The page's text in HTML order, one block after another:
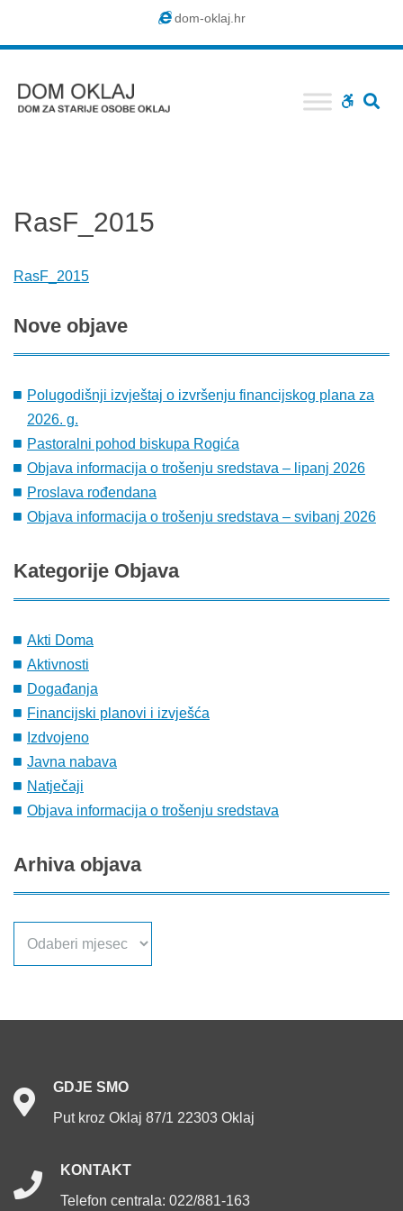
dom-oklaj.hr
WCAG
RasF_2015
RasF_2015
Nove objave
Polugodišnji izvještaj o izvršenju financijskog plana za
2026. g.
Pastoralni pohod biskupa Rogića
Objava informacija o trošenju sredstava – lipanj 2026
Proslava rođendana
Objava informacija o trošenju sredstava – svibanj 2026
Kategorije Objava
Akti Doma
Aktivnosti
Događanja
Financijski planovi i izvješća
Izdvojeno
Javna nabava
Natječaji
Objava informacija o trošenju sredstava
Arhiva objava
GDJE SMO
Put kroz Oklaj 87/1 22303 Oklaj
KONTAKT
Telefon centrala: 022/881-163